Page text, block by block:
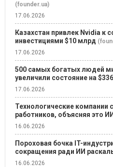
(founder.ua)
17.06.2026
Казахстан привлек Nvidia к
инвестициями $10 млрд
17.06.2026
500 самых богатых людей
увеличили состояние на
17.06.2026
Технологические компании
работников, объясняя это ИИ
16.06.2026
Пороховая бочка IT-
сокращения ради ИИ
16.06.2026